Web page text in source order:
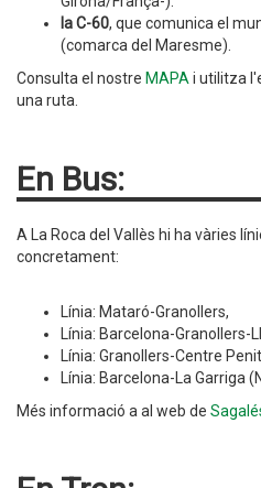
la C-60, que comunica el
(comarca del Maresme).
Consulta el nostre MAPA i utilitza
una ruta.
En Bus:
A La Roca del Vallès hi ha vàries
concretament:
Línia: Mataró-Granollers,
Línia: Barcelona-Granollers-
Línia: Granollers-Centre
Línia: Barcelona-La Garriga
Més informació a al web de